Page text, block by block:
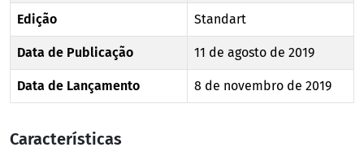
Edição Standart
Data de Publicação 11 de agosto de 2019
Data de Lançamento 8 de novembro de 2019
Características